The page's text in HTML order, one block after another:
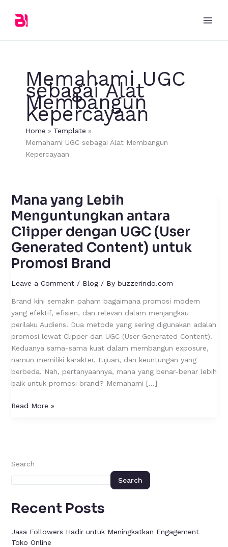
content
Memahami UGC
sebagai Alat
Membangun
Kepercayaan
Home
Template
Memahami UGC sebagai Alat Membangun
Kepercayaan
Mana yang Lebih
Menguntungkan antara
Clipper dengan UGC (User
Generated Content) untuk
Promosi Brand
Leave a Comment / Blog/ By buzzerindo.com
Brand kini semakin paham bagaimana promosi modern
yang efektif, efisien, dan relevan dalam menjangkau
perilaku Audiens. Dua metode yang sering digunakan adalah
promosi lewat Clipper dan UGC (User Generated Content).
Keduanya sama-sama kuat dalam membangun exposure,
namun memiliki karakter, tujuan, dan keuntungan yang
berbeda. Nah, pertanyaannya, mana yang benar-benar lebih
baik untuk promosi brand? Memahami […]
Mana
yang
Lebih
Menguntungkan
antara
dengan
UGC
Generated
Content)
untuk
Promosi
Brand
Read More »
Search
Search
Recent Posts
Jasa Followers Hadir untuk Meningkatkan Engagement
Toko Online